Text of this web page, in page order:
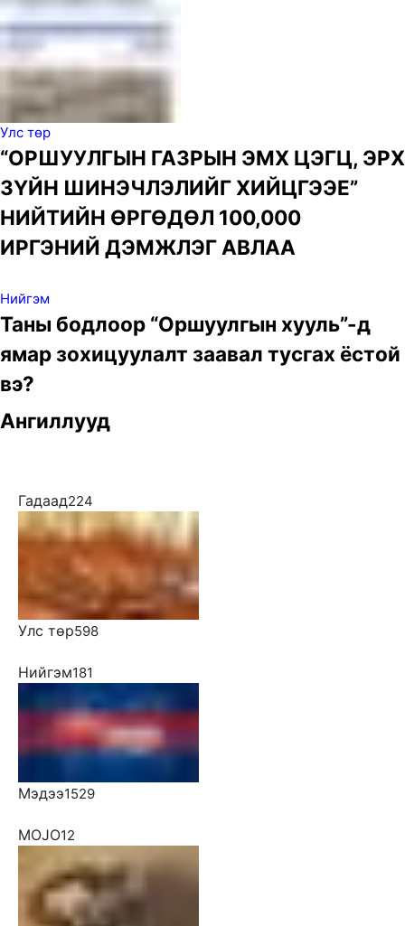
Улс төр
“ОРШУУЛГЫН ГАЗРЫН ЭМХ ЦЭГЦ, ЭРХ
ЗҮЙН ШИНЭЧЛЭЛИЙГ ХИЙЦГЭЭЕ”
НИЙТИЙН ӨРГӨДӨЛ 100,000
ИРГЭНИЙ ДЭМЖЛЭГ АВЛАА
Нийгэм
Таны бодлоор “Оршуулгын хууль”-д
ямар зохицуулалт заавал тусгах ёстой
вэ?
Ангиллууд
Гадаад224
Улс төр598
Нийгэм181
Мэдээ1529
MOJO12